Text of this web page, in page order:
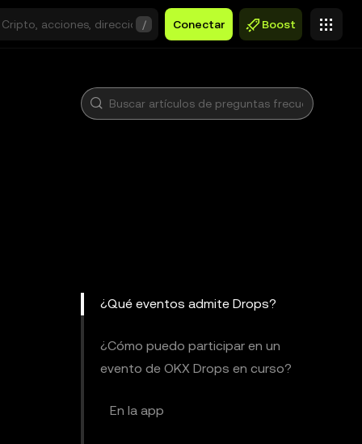
/ Conectar Boost
¿Qué eventos admite Drops?
¿Cómo puedo participar en un
evento de OKX Drops en curso?
En la app